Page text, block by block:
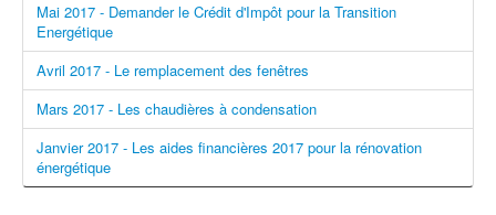
Mai 2017 - Demander le Crédit d'Impôt pour la Transition
Energétique
Avril 2017 - Le remplacement des fenêtres
Mars 2017 - Les chaudières à condensation
Janvier 2017 - Les aides financières 2017 pour la rénovation
énergétique